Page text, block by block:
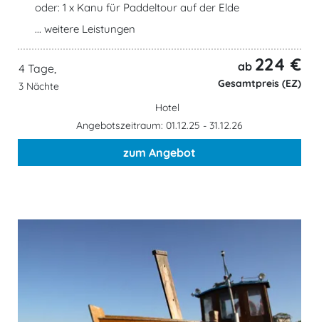
oder: 1 x Kanu für Paddeltour auf der Elde
... weitere Leistungen
4 Tage,
3 Nächte
ab 224 €
Gesamtpreis (EZ)
Hotel
Angebotszeitraum: 01.12.25 - 31.12.26
zum Angebot